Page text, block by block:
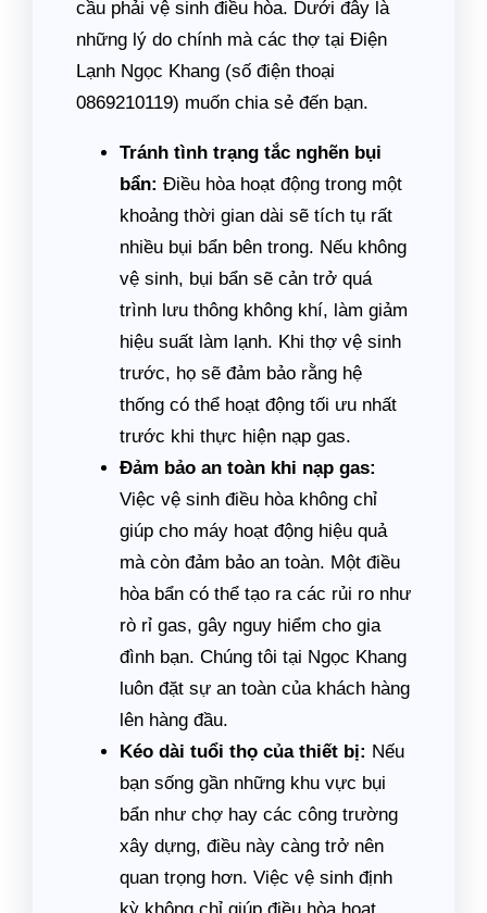
cầu phải vệ sinh điều hòa. Dưới đây là
những lý do chính mà các thợ tại Điện
Lạnh Ngọc Khang (số điện thoại
0869210119) muốn chia sẻ đến bạn.
Tránh tình trạng tắc nghẽn bụi
bẩn: Điều hòa hoạt động trong một
khoảng thời gian dài sẽ tích tụ rất
nhiều bụi bẩn bên trong. Nếu không
vệ sinh, bụi bẩn sẽ cản trở quá
trình lưu thông không khí, làm giảm
hiệu suất làm lạnh. Khi thợ vệ sinh
trước, họ sẽ đảm bảo rằng hệ
thống có thể hoạt động tối ưu nhất
trước khi thực hiện nạp gas.
Đảm bảo an toàn khi nạp gas:
Việc vệ sinh điều hòa không chỉ
giúp cho máy hoạt động hiệu quả
mà còn đảm bảo an toàn. Một điều
hòa bẩn có thể tạo ra các rủi ro như
rò rỉ gas, gây nguy hiểm cho gia
đình bạn. Chúng tôi tại Ngọc Khang
luôn đặt sự an toàn của khách hàng
lên hàng đầu.
Kéo dài tuổi thọ của thiết bị: Nếu
bạn sống gần những khu vực bụi
bẩn như chợ hay các công trường
xây dựng, điều này càng trở nên
quan trọng hơn. Việc vệ sinh định